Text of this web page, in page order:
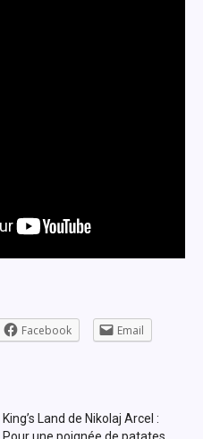
Facebook Email
King’s Land de Nikolaj Arcel :
Pour une poignée de patates